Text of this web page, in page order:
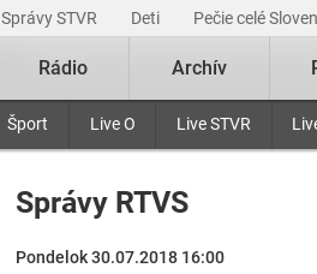
Správy STVR Deti Pečie celé
Šport Live O Live STVR
Rádio Archív
Správy RTVS
Pondelok 30.07.2018 16:00